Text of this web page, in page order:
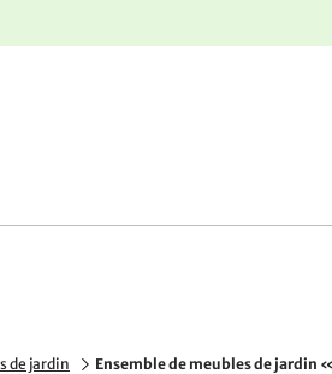
de jardin Ensemble de meubles de jardin